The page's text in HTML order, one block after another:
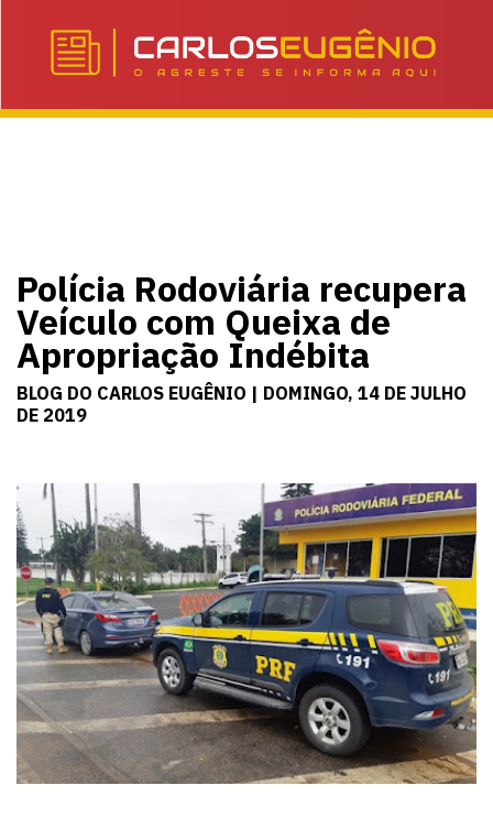
Polícia Rodoviária recupera
Veículo com Queixa de
Apropriação Indébita
BLOG DO CARLOS EUGÊNIO | DOMINGO, 14 DE JULHO
DE 2019